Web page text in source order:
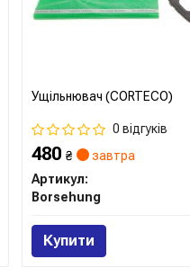
Ущільнювач (CORTECO)
0 відгуків
480₴
завтра
Артикул:
Borsehung
Купити